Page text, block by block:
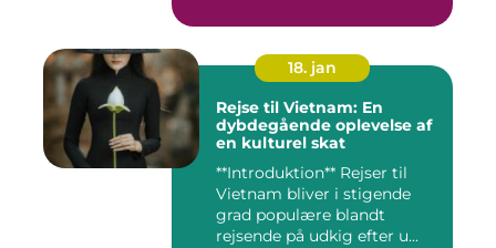
18. jan
Rejse til Vietnam: En
dybdegående oplevelse af
en kulturel skat
**Introduktion** Rejser til
Vietnam bliver i stigende
grad populære blandt
rejsende på udkig efter u...